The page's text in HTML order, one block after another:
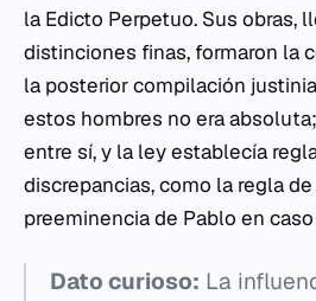
la Edicto Perpetuo. Sus obras,
distinciones finas, formaron la
la posterior compilación
estos hombres no era
entre sí, y la ley establecía
discrepancias, como la regla
preeminencia de Pablo en
Dato curioso: La